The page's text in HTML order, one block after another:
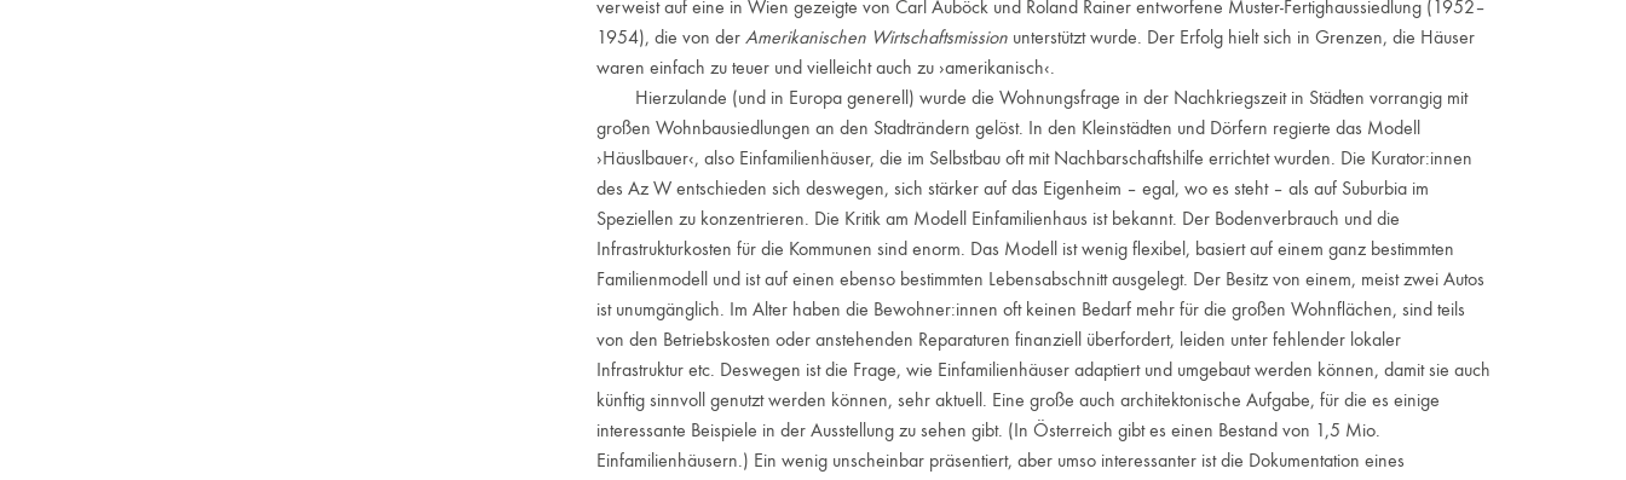
verweist auf eine in Wien gezeigte von Carl Auböck und Roland Rainer entworfene Muster-Fertighaussiedlung (1952–
1954), die von der Amerikanischen Wirtschaftsmissionunterstützt wurde. Der Erfolg hielt sich in Grenzen, die Häuser
waren einfach zu teuer und vielleicht auch zu ›amerikanisch‹.
Hierzulande (und in Europa generell) wurde die Wohnungsfrage in der Nachkriegszeit in Städten vorrangig mit
großen Wohnbausiedlungen an den Stadträndern gelöst. In den Kleinstädten und Dörfern regierte das Modell
›Häuslbauer‹, also Einfamilienhäuser, die im Selbstbau oft mit Nachbarschaftshilfe errichtet wurden. Die Kurator:innen
des Az W entschieden sich deswegen, sich stärker auf das Eigenheim – egal, wo es steht – als auf Suburbia im
Speziellen zu konzentrieren. Die Kritik am Modell Einfamilienhaus ist bekannt. Der Bodenverbrauch und die
Infrastrukturkosten für die Kommunen sind enorm. Das Modell ist wenig flexibel, basiert auf einem ganz bestimmten
Familienmodell und ist auf einen ebenso bestimmten Lebensabschnitt ausgelegt. Der Besitz von einem, meist zwei Autos
ist unumgänglich. Im Alter haben die Bewohner:innen oft keinen Bedarf mehr für die großen Wohnflächen, sind teils
von den Betriebskosten oder anstehenden Reparaturen finanziell überfordert, leiden unter fehlender lokaler
Infrastruktur etc. Deswegen ist die Frage, wie Einfamilienhäuser adaptiert und umgebaut werden können, damit sie auch
künftig sinnvoll genutzt werden können, sehr aktuell. Eine große auch architektonische Aufgabe, für die es einige
interessante Beispiele in der Ausstellung zu sehen gibt. (In Österreich gibt es einen Bestand von 1,5 Mio.
Einfamilienhäusern.) Ein wenig unscheinbar präsentiert, aber umso interessanter ist die Dokumentation eines